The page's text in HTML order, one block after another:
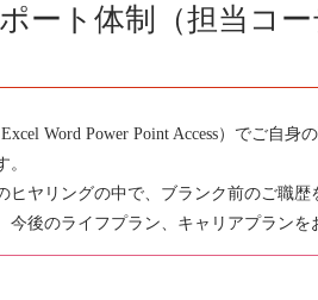
ート体制（担当コ
Word Power Point Access）でご自
ヒヤリングの中で、ブランク前のご職
今後のライフプラン、キャリアプラン